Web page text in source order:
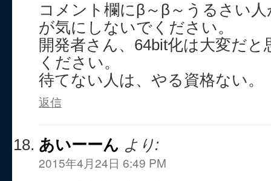
コメント欄にβ～β～うるさい
が気にしないでください。
開発者さん、64bit化は大変だ
ください。
待てない人は、やる資格ない。
返信
あいーーん より:
2015年4月24日 6:49 PM